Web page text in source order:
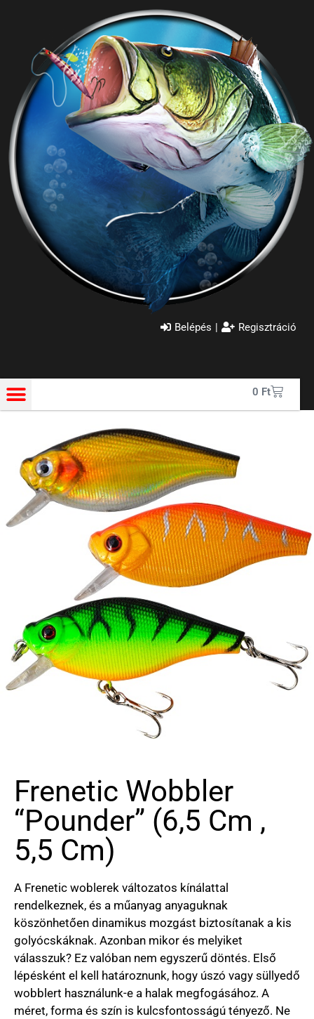
Belépés | Regisztráció
0 Ft
Frenetic Wobbler
“Pounder” (6,5 Cm ,
5,5 Cm)
A Frenetic woblerek változatos kínálattal
rendelkeznek, és a műanyag anyaguknak
köszönhetően dinamikus mozgást biztosítanak a kis
golyócskáknak. Azonban mikor és melyiket
válasszuk? Ez valóban nem egyszerű döntés. Első
lépésként el kell határoznunk, hogy úszó vagy süllyedő
wobblert használunk-e a halak megfogásához. A
méret, forma és szín is kulcsfontosságú tényező. Ne